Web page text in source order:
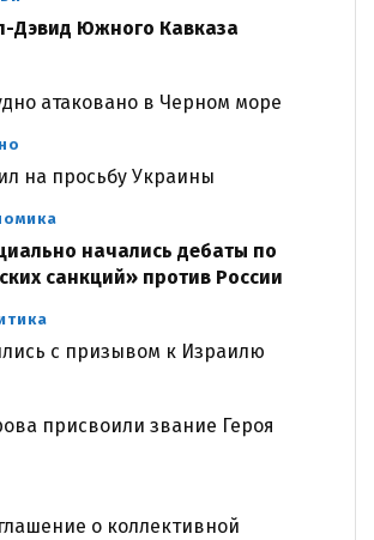
Дэвид Южного Кавказа
атаковано в Черном море
на просьбу Украины
начались дебаты по
санкций» против России
с призывом к Израилю
присвоили звание Героя
о коллективной